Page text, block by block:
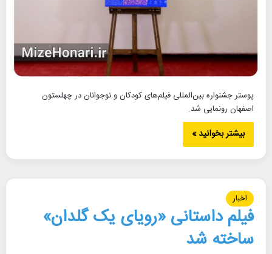
پوستر جشنواره بین‌المللی فیلم‌های کودکان و نوجوانان در چهلستون
اصفهان رونمایی شد.
بیشتر بخوانید »
اخبار
فیلم داستانی «رویای یک گلدان»
ساخته شد